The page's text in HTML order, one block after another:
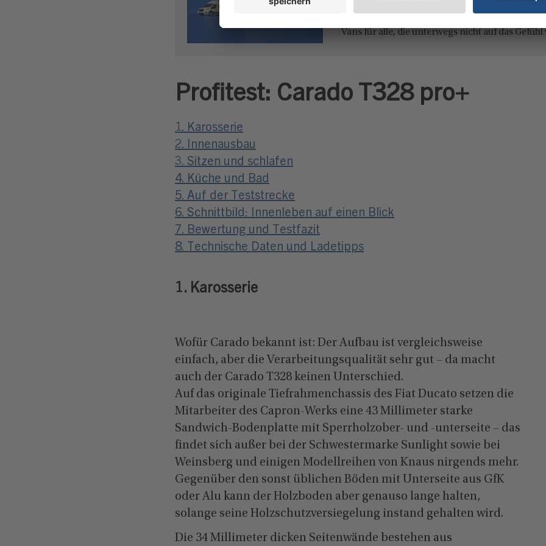
konsequent weiter – orientiert an den
Camperinnen und Camper. Im Mittelpunkt
Vans für alle, die unterwegs nicht auf das Gefühl
Profitest: Carado T328 pro+
1. Karosserie
2. Innenausbau
3. Sitzen und schlafen
4. Küche und Bad
5. Auf der Teststrecke
6. Schnittbild: Innenleben auf einen Blick
7. Bewertung und Testfazit
8. Technische Daten und Ladetipps
1. Karosserie
Wofür Carado bekannt ist: Der Aufbau ist vergleichsweise
einfach, aber die Verarbeitungsqualität sehr gut – da macht
auch der Carado T328 keinen Unterschied.
Auf das originale Tiefrahmenchassis des Fiat Ducato setzen die
Mitarbeiter des Capron-Werks eine 43 Millimeter starke
Sandwich-Bodenplatte mit Sperrholzober- und -unterseite – das
findet sich außer bei der Schwestermarke Sunlight sowie bei
Weinsberg und einigen Modellreihen von Knaus nirgends mehr.
Gegenüber den sonst üblichen Böden mit Unterseite aus GfK
oder Alu kann der Holzboden aber genauso lange halten,
solange seine Holzschutzversiegelung instand gehalten wird.
Die 34 Millimeter dicken Seitenwände bestehen aus